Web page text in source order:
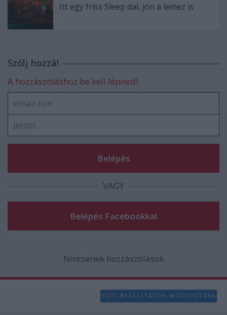
Itt egy friss Sleep dal, jön a lemez is
Szólj hozzá!
A hozzászóláshoz be kell lépned!
VAGY
Nincsenek hozzászólások
SÜTI BEÁLLÍTÁSOK MÓDOSÍTÁSA